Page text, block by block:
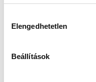
Elengedhetetlen
Beállítások